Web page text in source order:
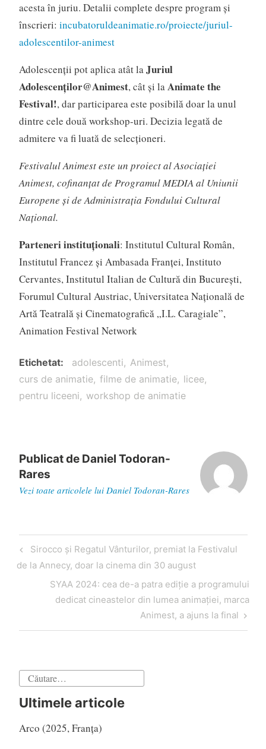
acesta în juriu. Detalii complete despre program și
înscrieri: incubatoruldeanimatie.ro/proiecte/juriul-
adolescentilor-animest
Adolescenții pot aplica atât laJuriul
Adolescenților@Animest, cât și laAnimate the
Festival!, dar participarea este posibilă doar la unul
dintre cele două workshop-uri. Decizia legată de
admitere va fi luată de selecționeri.
Festivalul Animest este un proiect al Asociației
Animest, cofinanțat de Programul MEDIA al Uniunii
Europene și de Administrația Fondului Cultural
Național.
Parteneri instituționali: Institutul Cultural Român,
Institutul Francez și Ambasada Franței, Instituto
Cervantes, Institutul Italian de Cultură din București,
Forumul Cultural Austriac, Universitatea Națională de
Artă Teatrală și Cinematografică „I.L. Caragiale”,
Animation Festival Network
Etichetat adolescenti
Animest
curs de animatie filme de animatie
licee
pentru liceeni
workshop de animatie
Publicat de Daniel Todoran-
Rares
Vezi toate articolele lui Daniel Todoran-Rares
Navigare
în
articole
Articol
anterior
Sirocco și Regatul Vânturilor, premiat la Festivalul
de la Annecy, doar la cinema din 30 august
Articol
următor
SYAA 2024: cea de-a patra ediție a programului
dedicat cineastelor din lumea animației, marca
Animest, a ajuns la final
Caută
Ultimele articole
Arco (2025, Franța)